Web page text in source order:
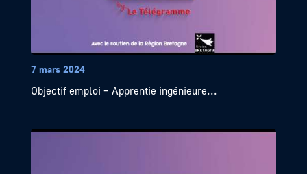
7 mars 2024
Objectif emploi – Apprentie ingénieure...